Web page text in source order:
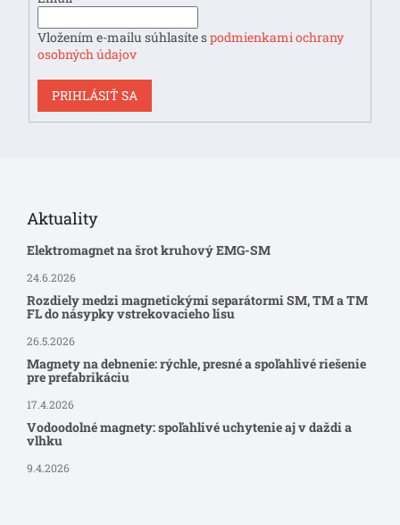
Vložením e-mailu súhlasíte spodmienkami ochrany
osobných údajov
PRIHLÁSIŤ SA
Aktuality
Elektromagnet na šrot kruhový EMG-SM
24.6.2026
Rozdiely medzi magnetickými separátormi SM, TM a TM
FL do násypky vstrekovacieho lisu
26.5.2026
Magnety na debnenie: rýchle, presné a spoľahlivé riešenie
pre prefabrikáciu
17.4.2026
Vodoodolné magnety: spoľahlivé uchytenie aj v daždi a
vlhku
9.4.2026